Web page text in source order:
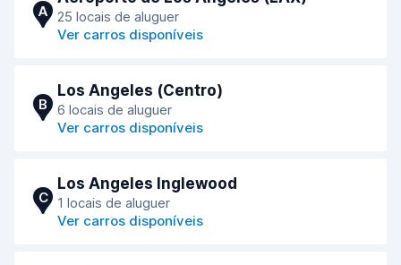
A 25 locais de aluguer
Ver carros disponíveis
B
Los Angeles (Сentro)
6 locais de aluguer
Ver carros disponíveis
C
Los Angeles Inglewood
1 locais de aluguer
Ver carros disponíveis